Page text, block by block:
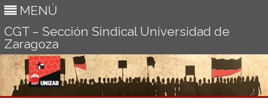
MENÚ
CGT – Sección Sindical Universidad de
Zaragoza